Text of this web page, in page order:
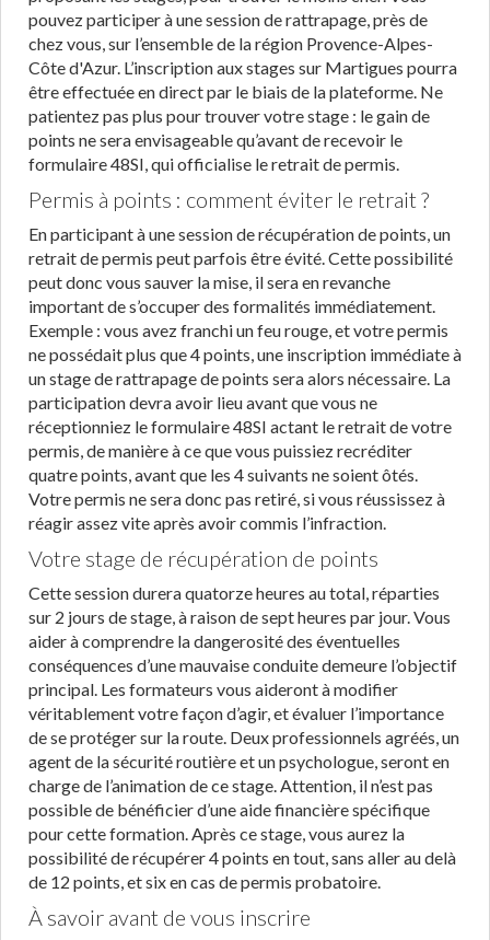
pouvez participer à une session de rattrapage, près de
chez vous, sur l’ensemble de la région Provence-Alpes-
Côte d'Azur. L’inscription aux stages sur Martigues pourra
être effectuée en direct par le biais de la plateforme. Ne
patientez pas plus pour trouver votre stage : le gain de
points ne sera envisageable qu’avant de recevoir le
formulaire 48SI, qui officialise le retrait de permis.
Permis à points : comment éviter le retrait ?
En participant à une session de récupération de points, un
retrait de permis peut parfois être évité. Cette possibilité
peut donc vous sauver la mise, il sera en revanche
important de s’occuper des formalités immédiatement.
Exemple : vous avez franchi un feu rouge, et votre permis
ne possédait plus que 4 points, une inscription immédiate à
un stage de rattrapage de points sera alors nécessaire. La
participation devra avoir lieu avant que vous ne
réceptionniez le formulaire 48SI actant le retrait de votre
permis, de manière à ce que vous puissiez recréditer
quatre points, avant que les 4 suivants ne soient ôtés.
Votre permis ne sera donc pas retiré, si vous réussissez à
réagir assez vite après avoir commis l’infraction.
Votre stage de récupération de points
Cette session durera quatorze heures au total, réparties
sur 2 jours de stage, à raison de sept heures par jour. Vous
aider à comprendre la dangerosité des éventuelles
conséquences d’une mauvaise conduite demeure l’objectif
principal. Les formateurs vous aideront à modifier
véritablement votre façon d’agir, et évaluer l’importance
de se protéger sur la route. Deux professionnels agréés, un
agent de la sécurité routière et un psychologue, seront en
charge de l’animation de ce stage. Attention, il n’est pas
possible de bénéficier d’une aide financière spécifique
pour cette formation. Après ce stage, vous aurez la
possibilité de récupérer 4 points en tout, sans aller au delà
de 12 points, et six en cas de permis probatoire.
À savoir avant de vous inscrire